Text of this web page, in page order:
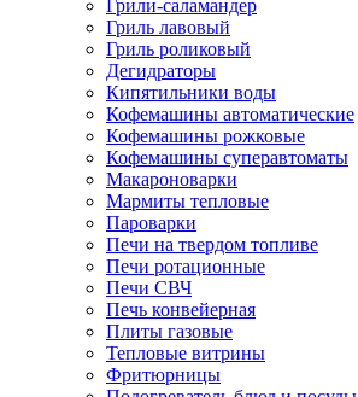
Грили-саламандер
Гриль лавовый
Гриль роликовый
Дегидраторы
Кипятильники воды
Кофемашины автоматические
Кофемашины рожковые
Кофемашины суперавтоматы
Макароноварки
Мармиты тепловые
Пароварки
Печи на твердом топливе
Печи ротационные
Печи СВЧ
Печь конвейерная
Плиты газовые
Тепловые витрины
Фритюрницы